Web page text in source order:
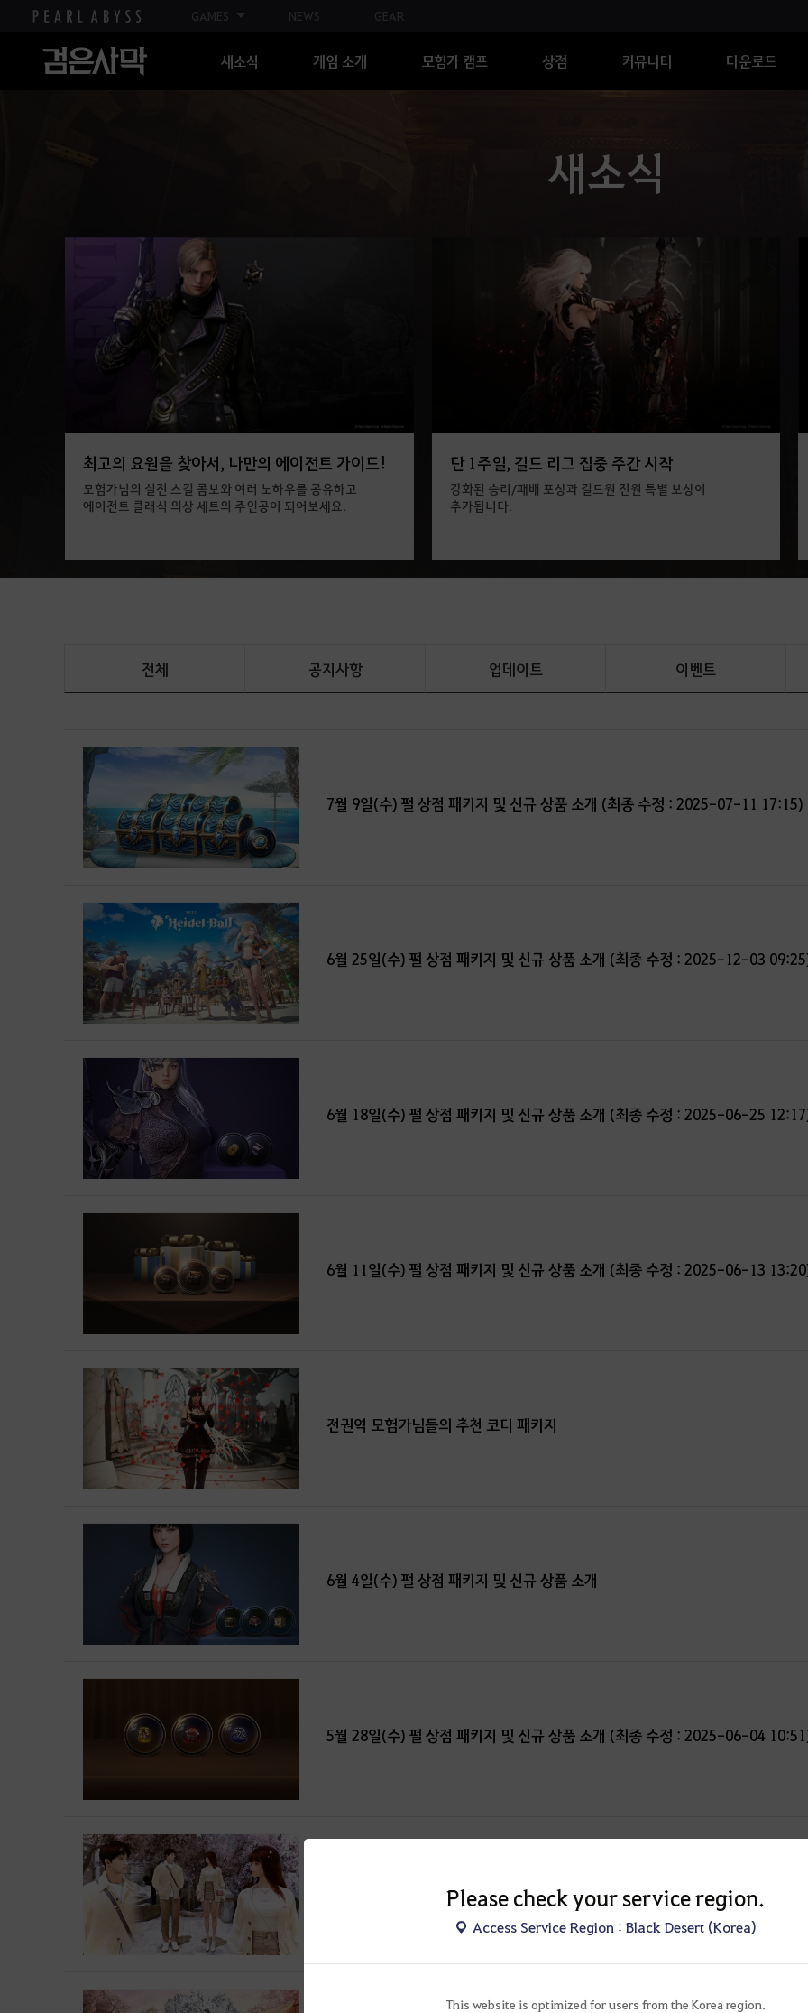
GAMES NEWS GEAR
Please check your service region.
Access Service Region : Black Desert (Korea)
This website is optimized for users from the Korea region.
새소식 게임 소개 모험가 캠프 상점 커뮤니티 다운로드
새소식
최고의 요원을 찾아서, 나만의 에이전트 가이드!
모험가님의 실전 스킬 콤보와 여러 노하우를 공유하고
에이전트 클래식 의상 세트의 주인공이 되어보세요.
단 1주일, 길드 리그 집중 주간 시작
강화된 승리/패배 포상과 길드원 전원 특별 보상이
추가됩니다.
전체 공지사항 업데이트 이벤트
7월 9일(수) 펄 상점 패키지 및 신규 상품 소개 (최종 수정 : 2025-07-11 17:15)
6월 25일(수) 펄 상점 패키지 및 신규 상품 소개 (최종 수정 : 2025-12-03
6월 18일(수) 펄 상점 패키지 및 신규 상품 소개 (최종 수정 : 2025-06-25
6월 11일(수) 펄 상점 패키지 및 신규 상품 소개 (최종 수정 : 2025-06-13
전권역 모험가님들의 추천 코디 패키지
6월 4일(수) 펄 상점 패키지 및 신규 상품 소개
5월 28일(수) 펄 상점 패키지 및 신규 상품 소개 (최종 수정 : 2025-06-04
신규 의상 설렘, 2025년 5월 28일(수) 출시 예정!